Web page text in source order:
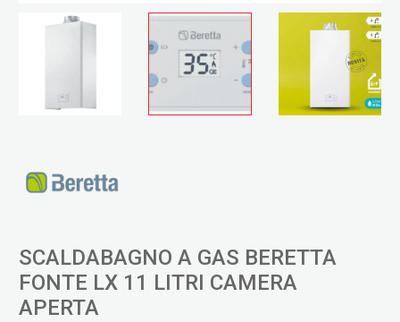
SCALDABAGNO A GAS BERETTA
FONTE LX 11 LITRI CAMERA
APERTA